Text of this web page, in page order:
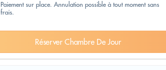
Paiement sur place. Annulation possible à tout moment sans
frais.
Réserver Chambre De Jour